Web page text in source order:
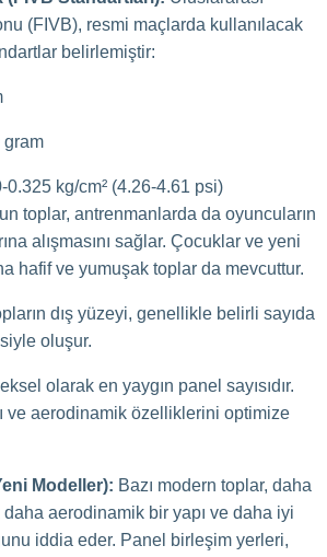
(FIVB), resmi maçlarda kullanılacak
belirlemiştir:
gram
0.325 kg/cm² (4.26-4.61 psi)
toplar, antrenmanlarda da oyuncuların
alışmasını sağlar. Çocuklar ve yeni
hafif ve yumuşak toplar da mevcuttur.
dış yüzeyi, genellikle belirli sayıda
oluşur.
olarak en yaygın panel sayısıdır.
ve aerodinamik özelliklerini optimize
Modeller): Bazı modern toplar, daha
aerodinamik bir yapı ve daha iyi
iddia eder. Panel birleşim yerleri,